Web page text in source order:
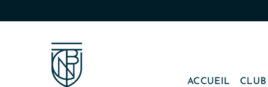
au
ACCUEIL